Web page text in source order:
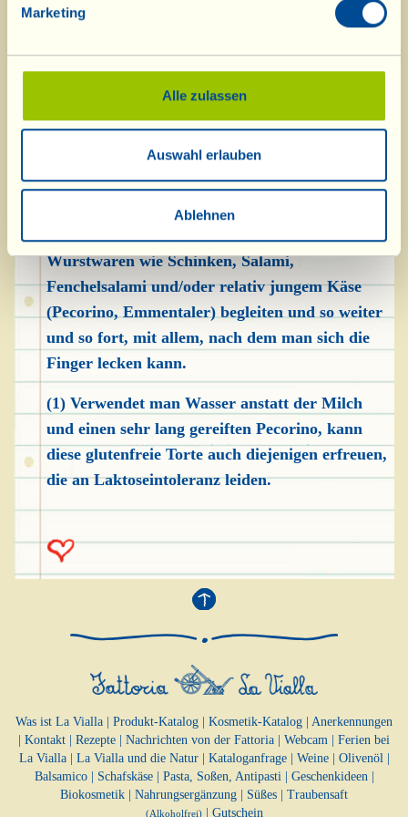
Marketing
Alle zulassen
Auswahl erlauben
Ablehnen
anstelle des gealterten Pecorinos einen etwas
frischeren, wie den Abbucciato, schneidet ihn in
kleine Würfel und mengt ihn unter den Teig.
Die „Torta al Formaggio“ ist sehr lecker ohne
Wurstwaren wie Schinken, Salami,
Fenchelsalami und/oder relativ jungem Käse
(Pecorino, Emmentaler) begleiten und so weiter
und so fort, mit allem, nach dem man sich die
Finger lecken kann.
(1) Verwendet man Wasser anstatt der Milch
und einen sehr lang gereiften Pecorino, kann
diese glutenfreie Torte auch diejenigen erfreuen,
die an Laktoseintoleranz leiden.
Was ist La Vialla Produkt-Katalog Kosmetik-Katalog
Anerkennungen
Kontakt Rezepte Nachrichten von der Fattoria Webcam
Ferien bei
La Vialla| La Vialla und die Natur| Kataloganfrage| Weine| Olivenöl
Balsamico| Schafskäse| Pasta, Soßen, Antipasti Geschenkideen
Biokosmetik
Nahrungsergänzung Süßes Traubensaft
(Alkoholfrei)| Gutschein